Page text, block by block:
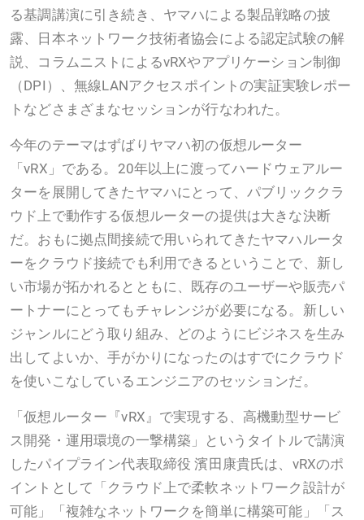
る基調講演に引き続き、ヤマハによる製品戦略の披
露、日本ネットワーク技術者協会による認定試験の解
説、コラムニストによるvRXやアプリケーション制御
（DPI）、無線LANアクセスポイントの実証実験レポー
トなどさまざまなセッションが行なわれた。
今年のテーマはずばりヤマハ初の仮想ルーター
「vRX」である。20年以上に渡ってハードウェアルー
ターを展開してきたヤマハにとって、パブリッククラ
ウド上で動作する仮想ルーターの提供は大きな決断
だ。おもに拠点間接続で用いられてきたヤマハルータ
ーをクラウド接続でも利用できるということで、新し
い市場が拓かれるとともに、既存のユーザーや販売パ
ートナーにとってもチャレンジが必要になる。新しい
ジャンルにどう取り組み、どのようにビジネスを生み
出してよいか、手がかりになったのはすでにクラウド
を使いこなしているエンジニアのセッションだ。
「仮想ルーター『vRX』で実現する、高機動型サービ
ス開発・運用環境の一撃構築」というタイトルで講演
したパイプライン代表取締役 濱田康貴氏は、vRXのポ
イントとして「クラウド上で柔軟ネットワーク設計が
可能」「複雑なネットワークを簡単に構築可能」「ス